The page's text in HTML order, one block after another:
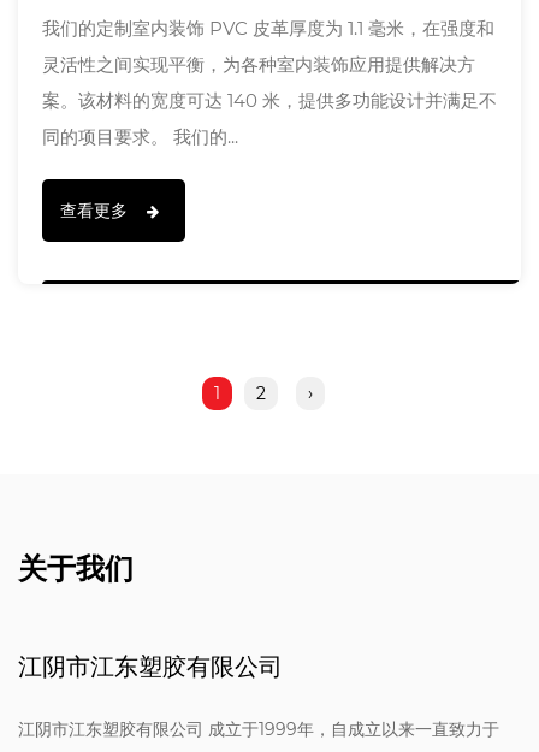
我们的定制室内装饰 PVC 皮革厚度为 1.1 毫米，在强度和
灵活性之间实现平衡，为各种室内装饰应用提供解决方
案。该材料的宽度可达 140 米，提供多功能设计并满足不
同的项目要求。 我们的...
查看更多
1 2 ›
关于我们
江阴市江东塑胶有限公司
江阴市江东塑胶有限公司 成立于1999年，自成立以来一直致力于